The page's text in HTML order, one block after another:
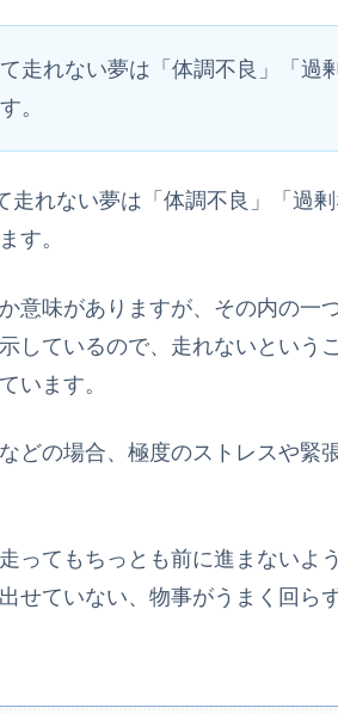
走れない夢は「体調不良」「過
。
走れない夢は「体調不良」「過
す。
意味がありますが、その内の一
しているので、走れないという
います。
どの場合、極度のストレスや緊
ってもちっとも前に進まないよ
せていない、物事がうまく回ら